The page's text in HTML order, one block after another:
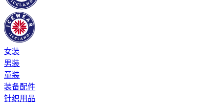
女装
男装
童装
装备配件
针织用品